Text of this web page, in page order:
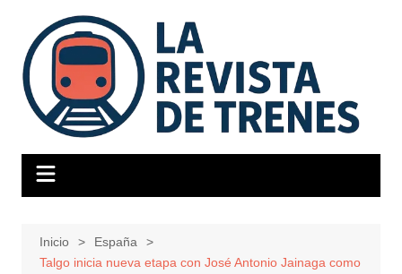
contenido
Inicio
España
Talgo inicia nueva etapa con José Antonio Jainaga como